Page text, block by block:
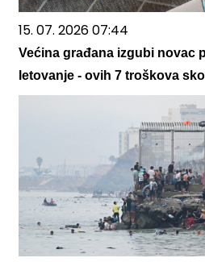
15. 07. 2026 07:44
Većina građana izgubi novac
letovanje - ovih 7 troškova